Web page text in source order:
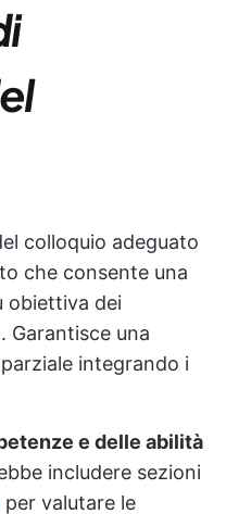
colloquio adeguato
che consente una
obiettiva dei
Garantisce una
integrando i
e delle abilità
includere sezioni
per valutare le